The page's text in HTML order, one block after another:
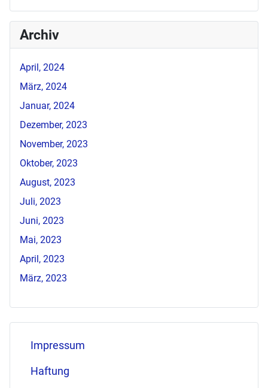
Archiv
April, 2024
März, 2024
Januar, 2024
Dezember, 2023
November, 2023
Oktober, 2023
August, 2023
Juli, 2023
Juni, 2023
Mai, 2023
April, 2023
März, 2023
Impressum
Haftung